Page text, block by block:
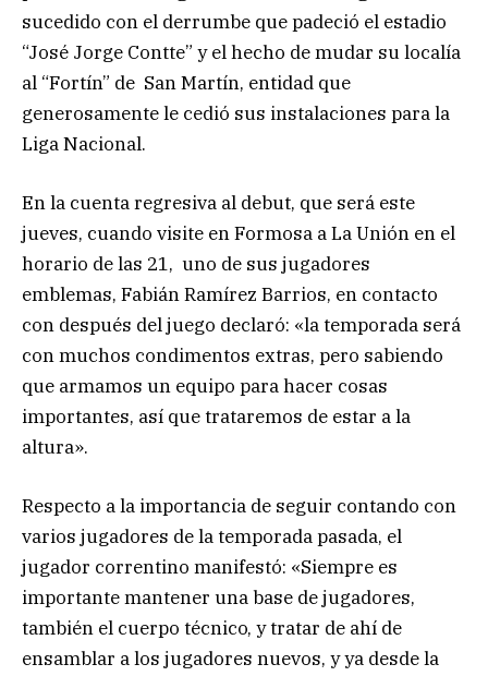
sucedido con el derrumbe que padeció el estadio
“José Jorge Contte” y el hecho de mudar su localía
al “Fortín” de San Martín, entidad que
generosamente le cedió sus instalaciones para la
Liga Nacional.
En la cuenta regresiva al debut, que será este
jueves, cuando visite en Formosa a La Unión en el
horario de las 21, uno de sus jugadores
emblemas, Fabián Ramírez Barrios, en contacto
con después del juego declaró: «la temporada será
con muchos condimentos extras, pero sabiendo
que armamos un equipo para hacer cosas
importantes, así que trataremos de estar a la
altura».
Respecto a la importancia de seguir contando con
varios jugadores de la temporada pasada, el
jugador correntino manifestó: «Siempre es
importante mantener una base de jugadores,
también el cuerpo técnico, y tratar de ahí de
ensamblar a los jugadores nuevos, y ya desde la